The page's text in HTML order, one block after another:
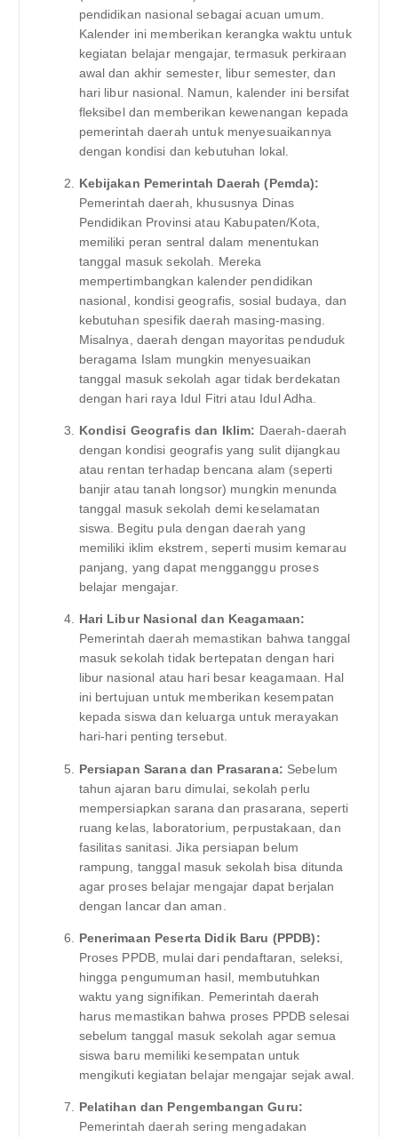
pendidikan nasional sebagai acuan umum.
Kalender ini memberikan kerangka waktu untuk
kegiatan belajar mengajar, termasuk perkiraan
awal dan akhir semester, libur semester, dan
hari libur nasional. Namun, kalender ini bersifat
fleksibel dan memberikan kewenangan kepada
pemerintah daerah untuk menyesuaikannya
dengan kondisi dan kebutuhan lokal.
Kebijakan Pemerintah Daerah (Pemda):
Pemerintah daerah, khususnya Dinas
Pendidikan Provinsi atau Kabupaten/Kota,
memiliki peran sentral dalam menentukan
tanggal masuk sekolah. Mereka
mempertimbangkan kalender pendidikan
nasional, kondisi geografis, sosial budaya, dan
kebutuhan spesifik daerah masing-masing.
Misalnya, daerah dengan mayoritas penduduk
beragama Islam mungkin menyesuaikan
tanggal masuk sekolah agar tidak berdekatan
dengan hari raya Idul Fitri atau Idul Adha.
Kondisi Geografis dan Iklim: Daerah-daerah
dengan kondisi geografis yang sulit dijangkau
atau rentan terhadap bencana alam (seperti
banjir atau tanah longsor) mungkin menunda
tanggal masuk sekolah demi keselamatan
siswa. Begitu pula dengan daerah yang
memiliki iklim ekstrem, seperti musim kemarau
panjang, yang dapat mengganggu proses
belajar mengajar.
Hari Libur Nasional dan Keagamaan:
Pemerintah daerah memastikan bahwa tanggal
masuk sekolah tidak bertepatan dengan hari
libur nasional atau hari besar keagamaan. Hal
ini bertujuan untuk memberikan kesempatan
kepada siswa dan keluarga untuk merayakan
hari-hari penting tersebut.
Persiapan Sarana dan Prasarana: Sebelum
tahun ajaran baru dimulai, sekolah perlu
mempersiapkan sarana dan prasarana, seperti
ruang kelas, laboratorium, perpustakaan, dan
fasilitas sanitasi. Jika persiapan belum
rampung, tanggal masuk sekolah bisa ditunda
agar proses belajar mengajar dapat berjalan
dengan lancar dan aman.
Penerimaan Peserta Didik Baru (PPDB):
Proses PPDB, mulai dari pendaftaran, seleksi,
hingga pengumuman hasil, membutuhkan
waktu yang signifikan. Pemerintah daerah
harus memastikan bahwa proses PPDB selesai
sebelum tanggal masuk sekolah agar semua
siswa baru memiliki kesempatan untuk
mengikuti kegiatan belajar mengajar sejak awal.
Pelatihan dan Pengembangan Guru:
Pemerintah daerah sering mengadakan